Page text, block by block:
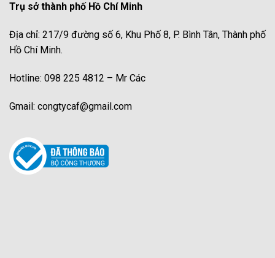
Trụ sở thành phố Hồ Chí Minh
Địa chỉ: 217/9 đường số 6, Khu Phố 8, P. Bình Tân, Thành phố
Hồ Chí Minh.
Hotline: 098 225 4812 – Mr Các
Gmail: congtycaf@gmail.com